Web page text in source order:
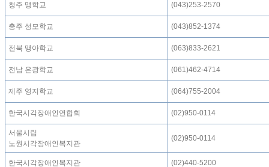
청주 맹학교 (043)253-2570
충주 성모학교 (043)852-1374
전북 맹아학교 (063)833-2621
전남 은광학교 (061)462-4714
제주 영지학교 (064)755-2004
한국시각장애인연합회 (02)950-0114
서울시립
노원시각장애인복지관
(02)950-0114
한국시각장애인복지관 (02)440-5200